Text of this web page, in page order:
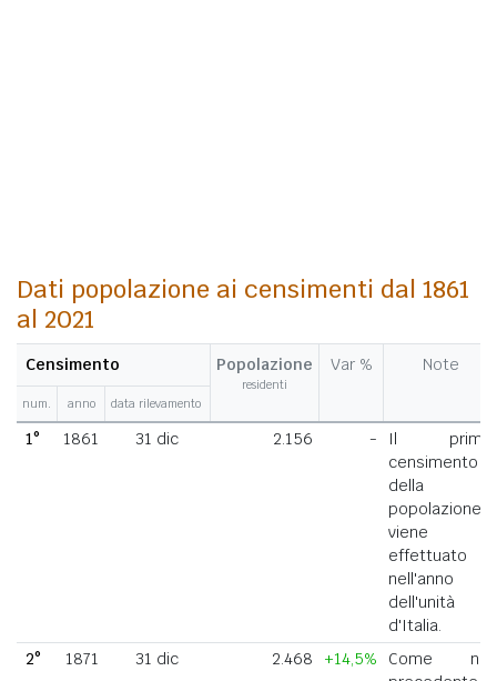
Dati popolazione ai censimenti dal 1861
al 2021
Censimento Popolazione
residenti
Var % Note
num. anno data rilevamento
1° 1861 31 dic 2.156 -
Il primo
censimento
della
popolazione
viene
effettuato
nell'anno
dell'unità
d'Italia.
2°
1871 31 dic 2.468 +14,5%
Come nel